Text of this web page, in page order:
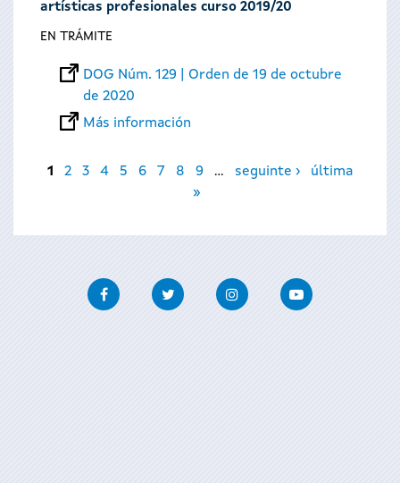
artísticas profesionales curso 2019/20
EN TRÁMITE
DOG Núm. 129 | Orden de 19 de octubre
de 2020
Más información
Páginas
1 2 3 4 5 6 7 8 9 … seguinte ›
última
»
FacebookTwitter InstagramYoutube